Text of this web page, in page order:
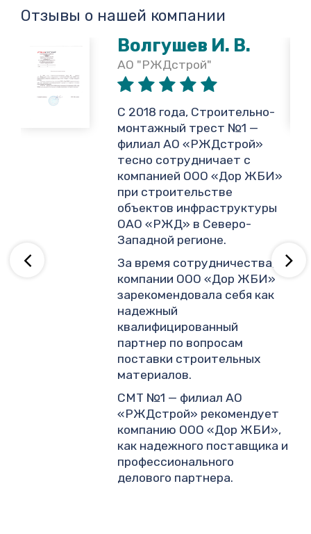
Отзывы о нашей компании
Волгушев И. В.
АО "РЖДстрой"
С 2018 года, Строительно-
монтажный трест №1 —
филиал АО «РЖДстрой»
тесно сотрудничает с
компанией ООО «Дор ЖБИ»
при строительстве
объектов инфраструктуры
ОАО «РЖД» в Северо-
Западной регионе.
За время сотрудничества,
компании ООО «Дор ЖБИ»
зарекомендовала себя как
надежный
квалифицированный
партнер по вопросам
поставки строительных
материалов.
СМТ №1 — филиал АО
«РЖДстрой» рекомендует
компанию ООО «Дор ЖБИ»,
как надежного поставщика и
профессионального
делового партнера.